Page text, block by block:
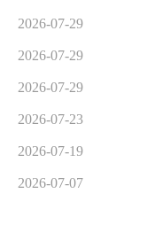
2026-07-29
2026-07-29
2026-07-29
2026-07-23
2026-07-19
2026-07-07